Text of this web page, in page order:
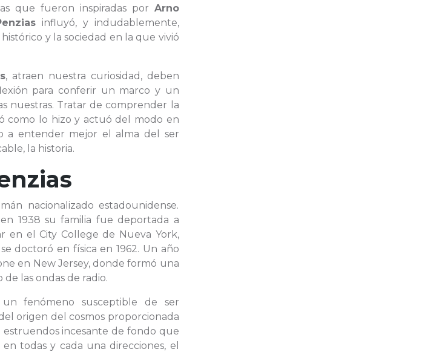
que fueron inspiradas por Arno
influyó, y indudablemente,
y la sociedad en la que vivió
, atraen nuestra curiosidad, deben
para conferir un marco y un
nuestras. Tratar de comprender la
como lo hizo y actuó del modo en
a entender mejor el alma del ser
la historia.
nacionalizado estadounidense.
1938 su familia fue deportada a
en el City College de Nueva York,
doctoró en física en 1962. Un año
en New Jersey, donde formó una
las ondas de radio.
fenómeno susceptible de ser
origen del cosmos proporcionada
incesante de fondo que
todas y cada una direcciones, el